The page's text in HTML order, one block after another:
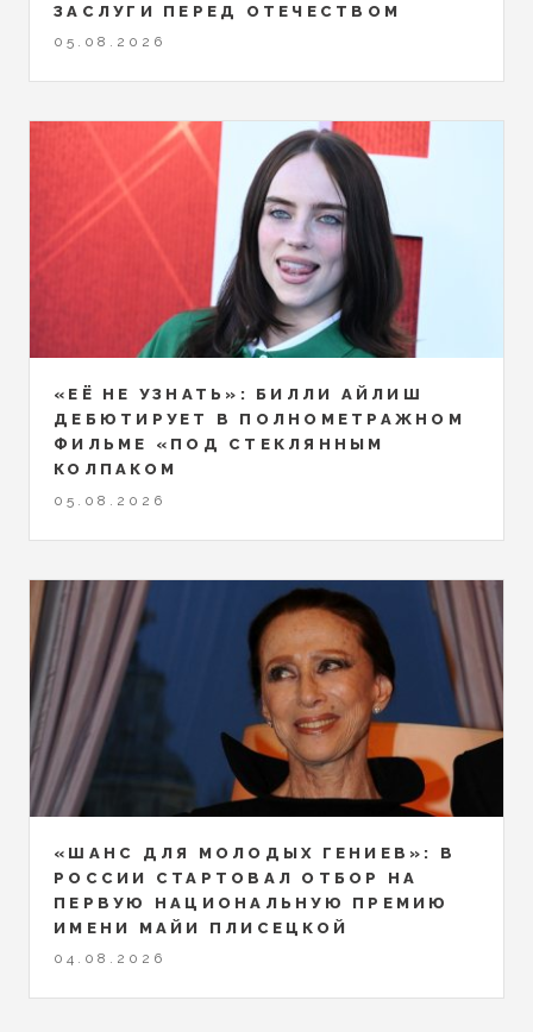
ЗАСЛУГИ ПЕРЕД ОТЕЧЕСТВОМ
05.08.2026
«ЕЁ НЕ УЗНАТЬ»: БИЛЛИ АЙЛИШ
ДЕБЮТИРУЕТ В ПОЛНОМЕТРАЖНОМ
ФИЛЬМЕ «ПОД СТЕКЛЯННЫМ
КОЛПАКОМ
05.08.2026
«ШАНС ДЛЯ МОЛОДЫХ ГЕНИЕВ»: В
РОССИИ СТАРТОВАЛ ОТБОР НА
ПЕРВУЮ НАЦИОНАЛЬНУЮ ПРЕМИЮ
ИМЕНИ МАЙИ ПЛИСЕЦКОЙ
04.08.2026